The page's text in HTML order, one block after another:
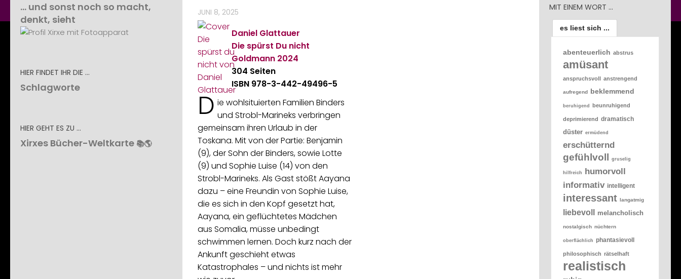
JUNI 8, 2025
Daniel Glattauer
Die spürst Du nicht
Goldmann 2024
304 Seiten
ISBN 978-3-442-49496-5
D ie wohlsituierten Familien Binders
und Strobl-Marineks verbringen
gemeinsam ihren Urlaub in der
Toskana. Mit von der Partie: Benjamin
(9), der Sohn der Binders, sowie Lotte
(9) und Sophie Luise (14) von den
Strobl-Marineks. Als Gast stößt Aayana
dazu – eine Freundin von Sophie Luise,
die es sich in den Kopf gesetzt hat,
Aayana, ein geflüchtetes Mädchen
aus Somalia, müsse unbedingt
schwimmen lernen. Doch kurz nach der
Ankunft geschieht etwas
Katastrophales – und nichts ist mehr
… und sonst noch so macht,
denkt, sieht
HIER FINDET IHR DIE …
Schlagworte
HIER GEHT ES ZU …
Xirxes Bücher-Weltkarte 📚🌎
MIT EINEM WORT …
es liest sich ...
abenteuerlich abstrus
amüsant
anspruchsvoll anstrengend
aufregend beklemmend
beruhigend beunruhigend
deprimierend dramatisch
düster ermüdend
erschütternd
gefühlvoll gruselig
hilfreich
humorvoll
informativ intelligent
interessant langatmig
liebevoll melancholisch
nostalgisch nüchtern
oberflächlich phantasievoll
philosophisch rätselhaft
realistisch